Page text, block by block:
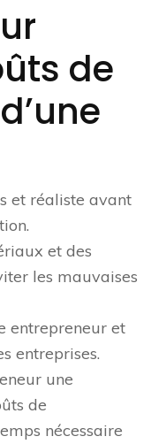
de
et réaliste avant
et des
les mauvaises
entrepreneur et
entreprises.
une
de
nécessaire